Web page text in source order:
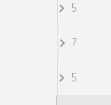
Jahr
5
7
5